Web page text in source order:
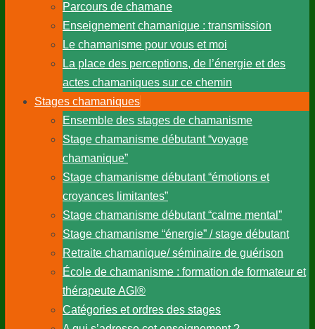
Nos valeurs / Qui sommes-nous ?
Parcours de chamane
Enseignement chamanique : transmission
Le chamanisme pour vous et moi
La place des perceptions, de l’énergie et des
actes chamaniques sur ce chemin
Stages chamaniques
Ensemble des stages de chamanisme
Stage chamanisme débutant “voyage
chamanique”
Stage chamanisme débutant “émotions et
croyances limitantes”
Stage chamanisme débutant “calme mental”
Stage chamanisme “énergie” / stage débutant
Retraite chamanique/ séminaire de guérison
École de chamanisme : formation de formateur et
thérapeute AGI®